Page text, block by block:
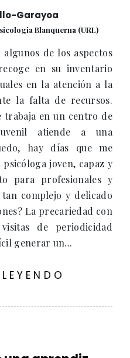
Garayoa
Blanquerna (URL)
de los aspectos
en su inventario
en la atención a la
la falta de recursos.
trabaja en un centro de
atiende a una
hay días que me
joven, capaz y
para profesionales y
complejo y delicado
La precariedad con
de periodicidad
generar un...